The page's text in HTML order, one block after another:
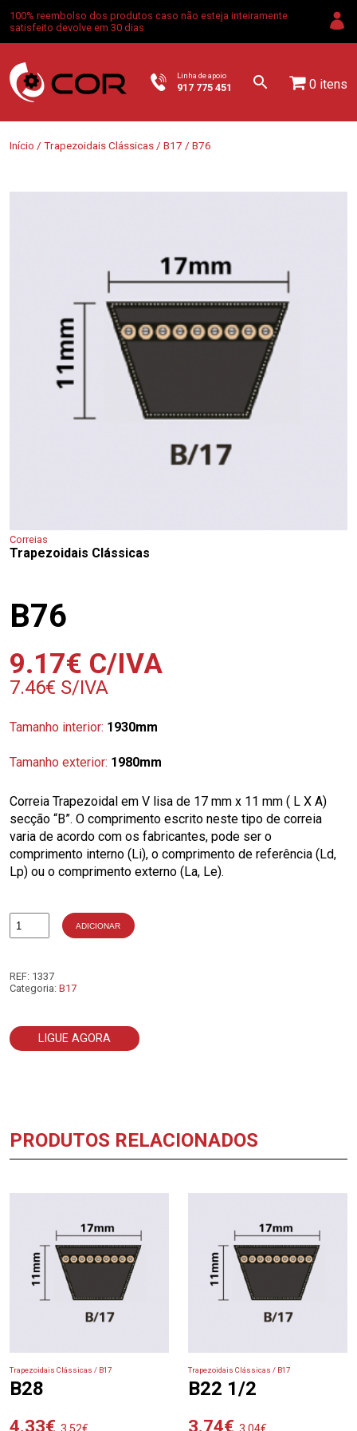
100% reembolso dos produtos caso não esteja inteiramente
satisfeito devolve em 30 dias
Linha de apoio
917 775 451 0 itens
Início / Trapezoidais Clássicas / B17 / B76
Correias
Trapezoidais Clássicas
B76
9.17€ C/IVA
7.46€ S/IVA
Tamanho interior: 1930mm
Tamanho exterior: 1980mm
Correia Trapezoidal em V lisa de 17 mm x 11 mm ( L X A)
secção “B”. O comprimento escrito neste tipo de correia
varia de acordo com os fabricantes, pode ser o
comprimento interno (Li), o comprimento de referência (Ld,
Lp) ou o comprimento externo (La, Le).
Quantidade
ADICIONAR
REF: 1337
Categoria: B17
LIGUE AGORA
PRODUTOS RELACIONADOS
Trapezoidais Clássicas / B17
B28
4.33€
Trapezoidais Clássicas / B17
B22 1/2
3.74€